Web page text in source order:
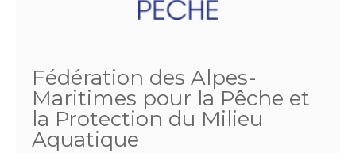
Fédération des Alpes-
Maritimes pour la Pêche et
la Protection du Milieu
Aquatique